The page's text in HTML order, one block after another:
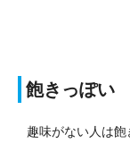
飽きっぽい
趣味がない人は飽